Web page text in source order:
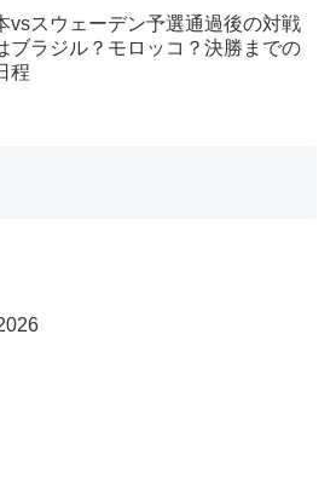
vsスウェーデン予選通過後の対戦
ブラジル？モロッコ？決勝までの
程